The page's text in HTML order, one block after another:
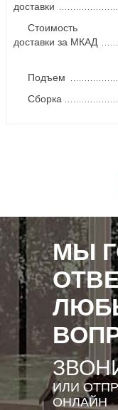
доставки
Стоимость
доставки за МКАД
Подъем
Сборка
МЫ
ИЛИ
ОНЛАЙН